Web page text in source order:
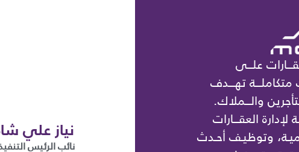
نياز علي
نائب الرئيس
علـــى
تهـــدف
والـــملاك.
لإدارة العقـــارات
وتوظيـف أحـدث